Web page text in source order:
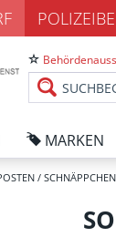
MARKEN
/ SCHNÄPPCHEN